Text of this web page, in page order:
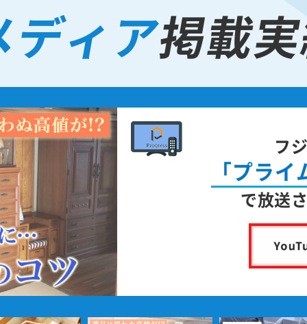
ディア掲載
フ
「プラ
で放送